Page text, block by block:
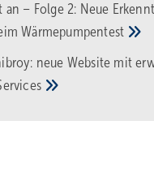
an – Folge 2: Neue
Wärme­pumpen­test
neue Web­site mit